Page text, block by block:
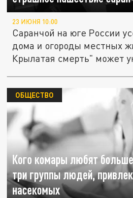
23 ИЮНЯ 10:00
Саранчой на юге России
дома и огороды местных
Крылатая смерть" может
Кого комары любят
три группы людей,
насекомых
ОБЩЕСТВО